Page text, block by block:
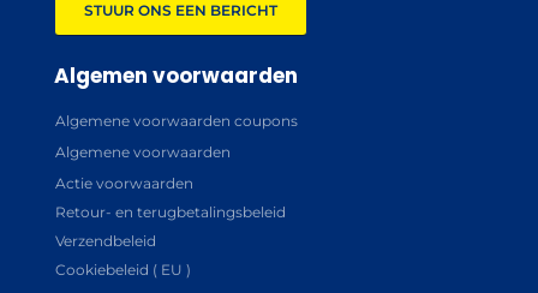
STUUR ONS EEN BERICHT
Algemen voorwaarden
Algemene voorwaarden coupons
Algemene voorwaarden
Actie voorwaarden
Retour- en terugbetalingsbeleid
Verzendbeleid
Cookiebeleid ( EU )